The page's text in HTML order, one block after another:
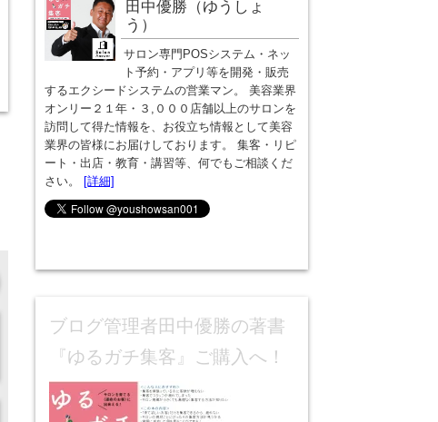
田中優勝（ゆうしょ
う）
サロン専門POSシステム・ネッ
ト予約・アプリ等を開発・販売
するエクシードシステムの営業マン。 美容業界
オンリー２１年・３,０００店舗以上のサロンを
訪問して得た情報を、お役立ち情報として美容
業界の皆様にお届けしております。 集客・リピ
ート・出店・教育・講習等、何でもご相談くだ
さい。
[詳細]
ブログ管理者田中優勝の著書
『ゆるガチ集客』ご購入へ！